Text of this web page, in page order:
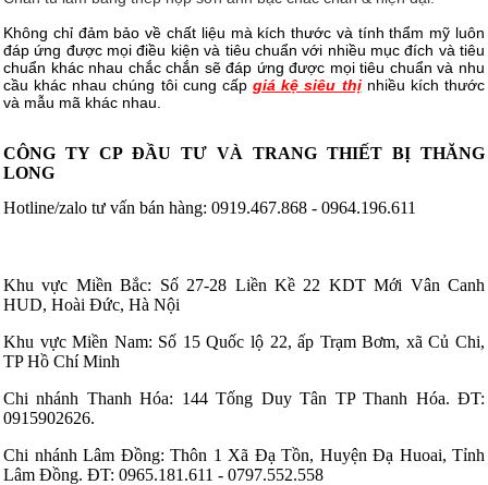
Không chỉ đảm bảo về chất liệu mà kích thước và tính thẩm mỹ luôn
đáp ứng được mọi điều kiện và tiêu chuẩn với nhiều mục đích và tiêu
chuẩn khác nhau chắc chắn sẽ đáp ứng được mọi tiêu chuẩn và nhu
cầu khác nhau chúng tôi cung cấpgiá kệ siêu thịnhiều kích thước
và mẫu mã khác nhau.
CÔNG TY CP ĐẦU TƯ VÀ TRANG THIẾT BỊ THĂNG
LONG
Hotline/zalo tư vấn bán hàng: 0919.467.868 - 0964.196.611
Khu vực Miền Bắc: Số 27-28 Liền Kề 22 KDT Mới Vân Canh
HUD, Hoài Đức, Hà Nội
Khu vực Miền Nam: Số 15 Quốc lộ 22, ấp Trạm Bơm, xã Củ Chi,
TP Hồ Chí Minh
Chi nhánh Thanh Hóa: 144 Tống Duy Tân TP Thanh Hóa. ĐT:
0915902626.
Chi nhánh Lâm Đồng: Thôn 1 Xã Đạ Tồn, Huyện Đạ Huoai, Tỉnh
Lâm Đồng. ĐT: 0965.181.611 - 0797.552.558